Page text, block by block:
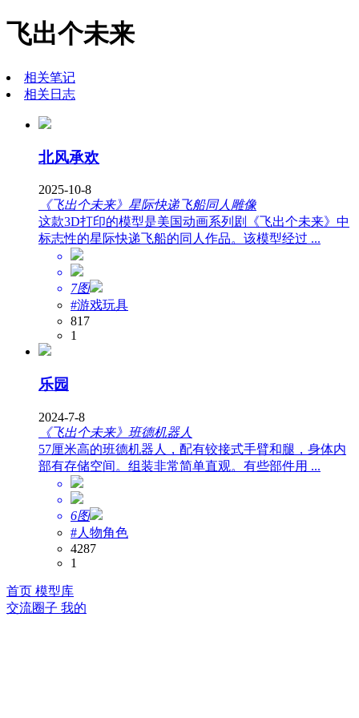
飞出个未来
相关笔记
相关日志
北风承欢
2025-10-8
《飞出个未来》星际快递飞船同人雕像
这款3D打印的模型是美国动画系列剧《飞出个未来》中
标志性的星际快递飞船的同人作品。该模型经过 ...
7图
#游戏玩具
817
1
乐园
2024-7-8
《飞出个未来》班德机器人
57厘米高的班德机器人，配有铰接式手臂和腿，身体内
部有存储空间。组装非常简单直观。有些部件用 ...
6图
#人物角色
4287
1
首页 模型库
交流圈子 我的